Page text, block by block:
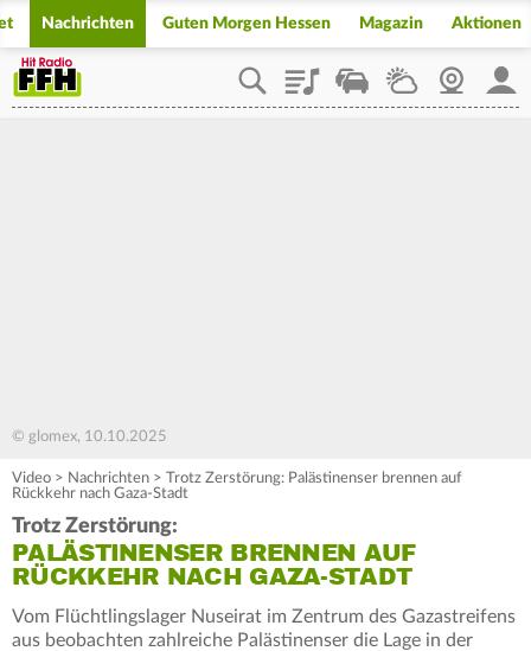
Nachrichten Guten Morgen Hessen Magazin Aktionen
PlaylistStaupilotWetterWebcam
© glomex, 10.10.2025
Video > Nachrichten > Trotz Zerstörung: Palästinenser brennen auf
Rückkehr nach Gaza-Stadt
Trotz Zerstörung:
PALÄSTINENSER BRENNEN AUF
RÜCKKEHR NACH GAZA-STADT
Vom Flüchtlingslager Nuseirat im Zentrum des Gazastreifens
aus beobachten zahlreiche Palästinenser die Lage in der